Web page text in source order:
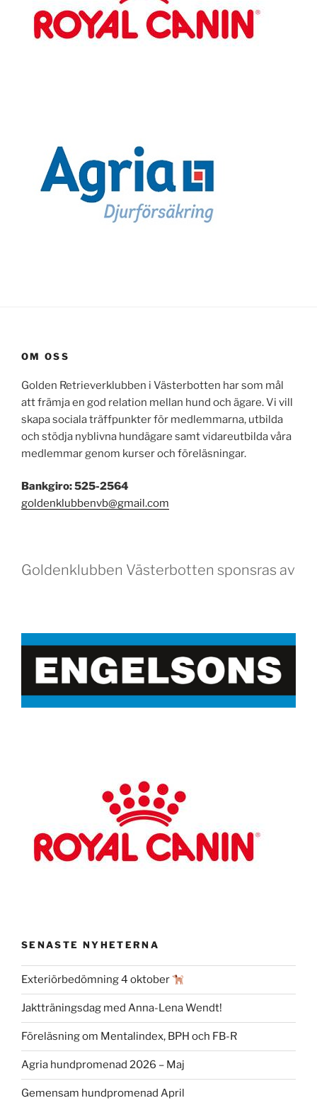
OM OSS
Golden Retrieverklubben i Västerbotten har som mål
att främja en god relation mellan hund och ägare. Vi vill
skapa sociala träffpunkter för medlemmarna, utbilda
och stödja nyblivna hundägare samt vidareutbilda våra
medlemmar genom kurser och föreläsningar.
Bankgiro: 525-2564
goldenklubbenvb@gmail.com
Goldenklubben Västerbotten sponsras av
SENASTE NYHETERNA
Exteriörbedömning 4 oktober
Jaktträningsdag med Anna-Lena Wendt!
Föreläsning om Mentalindex, BPH och FB-R
Agria hundpromenad 2026 – Maj
Gemensam hundpromenad April